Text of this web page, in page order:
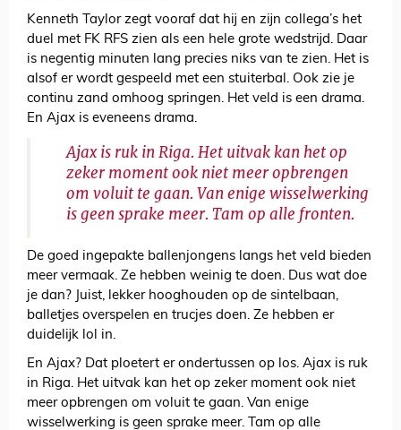
Kenneth Taylor zegt vooraf dat hij en zijn collega’s het
duel met FK RFS zien als een hele grote wedstrijd. Daar
is negentig minuten lang precies niks van te zien. Het is
alsof er wordt gespeeld met een stuiterbal. Ook zie je
continu zand omhoog springen. Het veld is een drama.
En Ajax is eveneens drama.
Ajax is ruk in Riga. Het uitvak kan het op
zeker moment ook niet meer opbrengen
om voluit te gaan. Van enige wisselwerking
is geen sprake meer. Tam op alle fronten.
De goed ingepakte ballenjongens langs het veld bieden
meer vermaak. Ze hebben weinig te doen. Dus wat doe
je dan? Juist, lekker hooghouden op de sintelbaan,
balletjes overspelen en trucjes doen. Ze hebben er
duidelijk lol in.
En Ajax? Dat ploetert er ondertussen op los. Ajax is ruk
in Riga. Het uitvak kan het op zeker moment ook niet
meer opbrengen om voluit te gaan. Van enige
wisselwerking is geen sprake meer. Tam op alle